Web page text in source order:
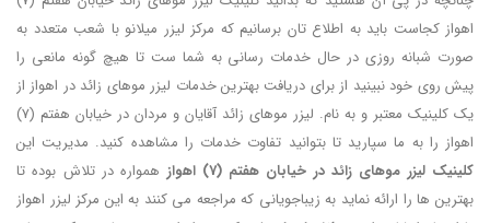
اهواز کجاست باید به اطلاع تان برسانیم که مرکز لیزر میلانو با شعب متعدد به
صورت شبانه روزی در حال خدمات رسانی به شما ست تا هیچ گونه مانعی را
پیش روی خود نبینید از برای دریافت بهترین خدمات لیزر موهای زائد در اهواز از
یک کلینیک معتبر و به نام. لیزر موهای زائد آقایان و مردان در خیابان هفتم (7)
اهواز را به ما سپارید تا بتوانید تفاوت خدمات را مشاهده کنید. مدیریت این
کلینیک لیزر موهای زائد در خیابان هفتم (7) اهواز
همواره در تلاش بوده تا
بهترین ها را ارائه نماید به زیباجویانی که مراجعه می کنند به این مرکز لیزر اهواز